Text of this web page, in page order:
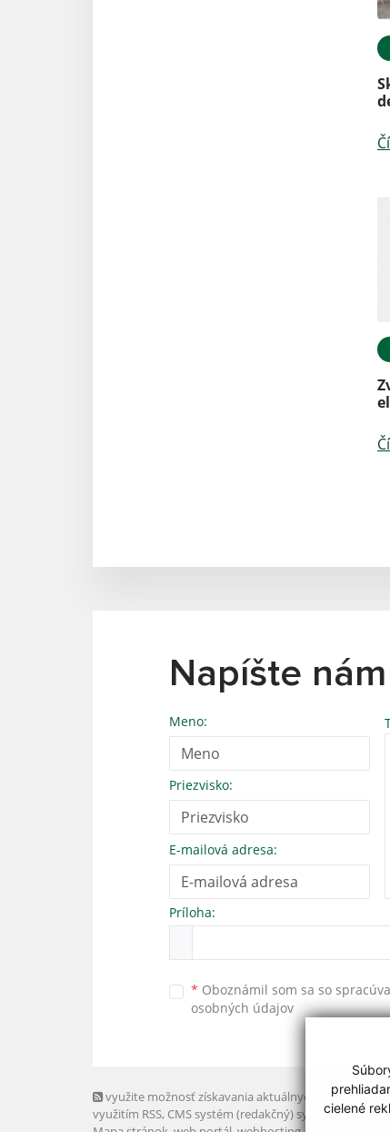
cielené
Napíšte nám
Meno:
Priezvisko:
E-mailová adresa:
Príloha:
* Oboznámil som sa so
osobných údajov
využite možnosť získavania aktuálnych informácií s
využitím RSS, CMS systém (redakčný) systém